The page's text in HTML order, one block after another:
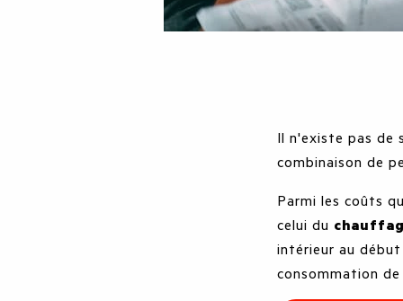
Il n'existe pas de
combinaison de
Parmi les coûts
celui du
intérieur au début
consommation